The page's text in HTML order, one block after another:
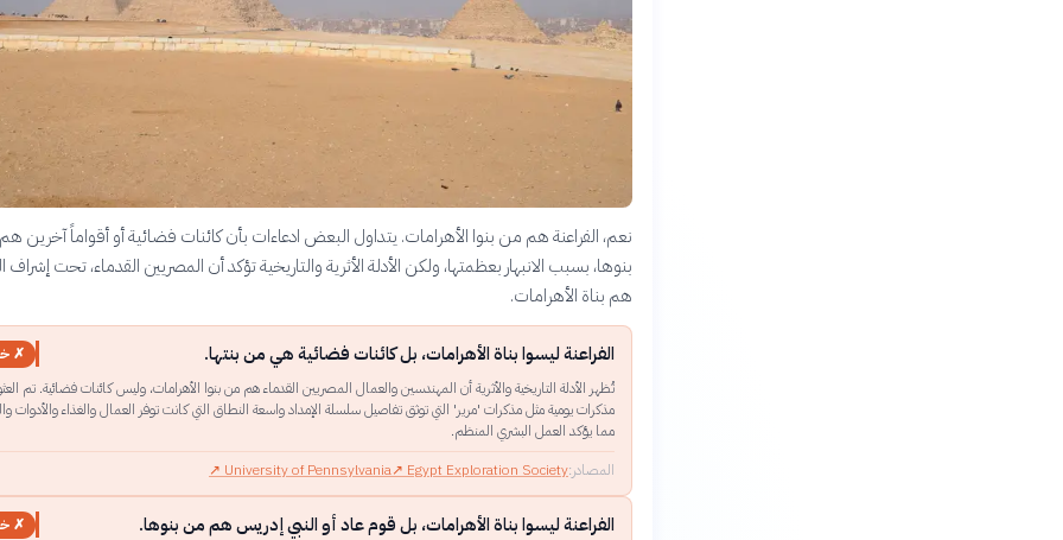
نعم، الفراعنة هم من بنوا الأهرامات. يتداول البعض ادعاءات بأن كائنات فضائية أو أقواماً آخرين
بنوها، بسبب الانبهار بعظمتها، ولكن الأدلة الأثرية والتاريخية تؤكد أن المصريين القدماء، تحت إشراف
هم بناة الأهرامات.
الفراعنة ليسوا بناة الأهرامات، بل كائنات فضائية هي من بنتها.
✗
تُظهر الأدلة التاريخية والأثرية أن المهندسين والعمال المصريين القدماء هم من بنوا الأهرامات، وليس كائنات فضائية. تم
مذكرات يومية مثل مذكرات 'مرير' التي توثق تفاصيل سلسلة الإمداد واسعة النطاق التي كانت توفر العمال والغذاء والأدوات
مما يؤكد العمل البشري المنظم.
المصادر:Egypt Exploration Society
↗
University of Pennsylvania
↗
الفراعنة ليسوا بناة الأهرامات، بل قوم عاد أو النبي إدريس هم من بنوها. ✗